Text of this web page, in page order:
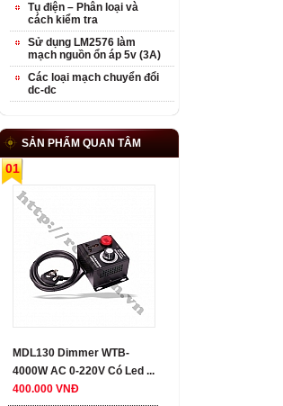
Tụ điện – Phân loại và
cách kiểm tra
Sử dụng LM2576 làm
mạch nguồn ổn áp 5v (3A)
Các loại mạch chuyển đổi
dc-dc
SẢN PHẨM QUAN TÂM
01
MDL130 Dimmer WTB-
4000W AC 0-220V Có Led ...
400.000 VNĐ